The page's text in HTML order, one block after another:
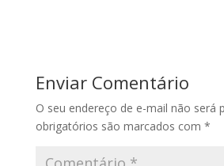
Enviar Comentário
O seu endereço de e-mail não será
obrigatórios são marcados com *